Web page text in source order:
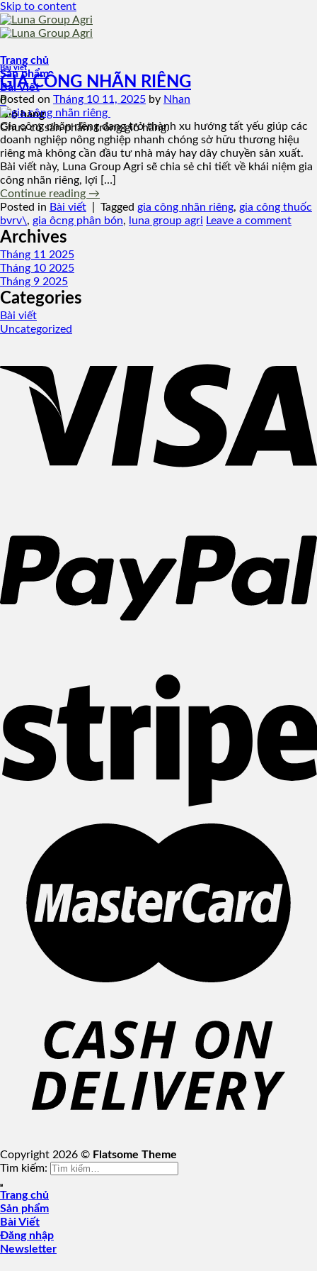
Skip to content
Trang chủ
Sản phẩm
Bài Viết
0
Giỏ hàng
Chưa có sản phẩm trong giỏ hàng.
Bài viết
GIA CÔNG NHÃN RIÊNG
Posted on Tháng 10 11, 2025 by Nhan
Gia công nhãn riêng đang trở thành xu hướng tất yếu giúp các
doanh nghiệp nông nghiệp nhanh chóng sở hữu thương hiệu
riêng mà không cần đầu tư nhà máy hay dây chuyền sản xuất.
Bài viết này, Luna Group Agri sẽ chia sẻ chi tiết về khái niệm gia
công nhãn riêng, lợi […]
Continue reading →
Posted in Bài viết Tagged gia công nhãn riêng, gia công thuốc
bvrv\, gia ôcng phân bón, luna group agri Leave a comment
Archives
Tháng 11 2025
Tháng 10 2025
Tháng 9 2025
Categories
Bài viết
Uncategorized
Copyright 2026 © Flatsome Theme
Tìm kiếm:
Trang chủ
Sản phẩm
Bài Viết
Đăng nhập
Newsletter